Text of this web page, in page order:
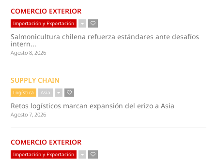
COMERCIO EXTERIOR
Importación y Exportación
Salmonicultura chilena refuerza estándares ante desafíos
intern...
Agosto 8, 2026
SUPPLY CHAIN
Logística Asia
Retos logísticos marcan expansión del erizo a Asia
Agosto 7, 2026
COMERCIO EXTERIOR
Importación y Exportación